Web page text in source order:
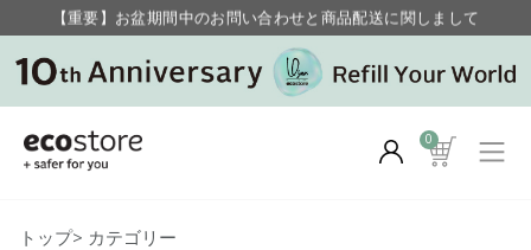
毎月お得にポイントが貯まる！ “月のポイントアップデー”
【重要】お盆期間中のお問い合わせと商品配送に関しまして
毎月お得にポイントが貯まる！ “月のポイントアップデー”
0
トップ> カテゴリー